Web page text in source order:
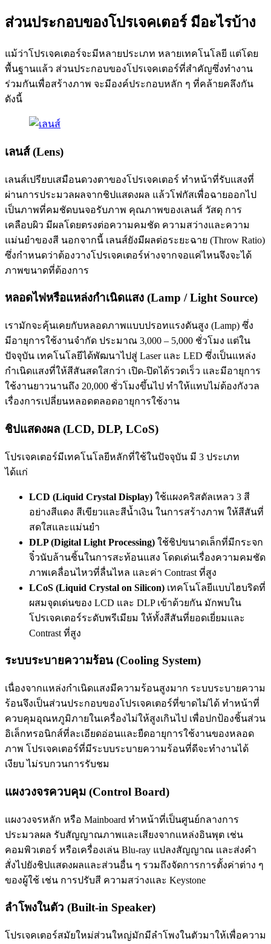
ส่วนประกอบของโปรเจคเตอร์มีอะไรบ้าง
แม้ว่าโปรเจคเตอร์จะมีหลายประเภท หลายเทคโนโลยี แต่โดย
พื้นฐานแล้ว ส่วนประกอบของโปรเจคเตอร์ที่สำคัญซึ่งทำงาน
ร่วมกันเพื่อสร้างภาพ จะมีองค์ประกอบหลัก ๆ ที่คล้ายคลึงกัน
ดังนี้
เลนส์ (Lens)
เลนส์เปรียบเสมือนดวงตาของโปรเจคเตอร์ ทำหน้าที่รับแสงที่
ผ่านการประมวลผลจากชิปแสดงผล แล้วโฟกัสเพื่อฉายออกไป
เป็นภาพที่คมชัดบนจอรับภาพ คุณภาพของเลนส์ วัสดุ การ
เคลือบผิว มีผลโดยตรงต่อความคมชัด ความสว่างและความ
แม่นยำของสี นอกจากนี้ เลนส์ยังมีผลต่อระยะฉาย (Throw Ratio)
ซึ่งกำหนดว่าต้องวางโปรเจคเตอร์ห่างจากจอแค่ไหนจึงจะได้
ภาพขนาดที่ต้องการ
หลอดไฟหรือแหล่งกำเนิดแสง (Lamp / Light Source)
เรามักจะคุ้นเคยกับหลอดภาพแบบปรอทแรงดันสูง (Lamp) ซึ่ง
มีอายุการใช้งานจำกัด ประมาณ 3,000 – 5,000 ชั่วโมง แต่ใน
ปัจจุบัน เทคโนโลยีได้พัฒนาไปสู่ Laser และ LED ซึ่งเป็นแหล่ง
กำเนิดแสงที่ให้สีสันสดใสกว่า เปิด-ปิดได้รวดเร็ว และมีอายุการ
ใช้งานยาวนานถึง 20,000 ชั่วโมงขึ้นไป ทำให้แทบไม่ต้องกังวล
เรื่องการเปลี่ยนหลอดตลอดอายุการใช้งาน
ชิปแสดงผล (LCD, DLP, LCoS)
โปรเจคเตอร์มีเทคโนโลยีหลักที่ใช้ในปัจจุบัน มี 3 ประเภท
ได้แก่
LCD (Liquid Crystal Display) ใช้แผงคริสตัลเหลว 3 สี
อย่างสีแดง สีเขียวและสีน้ำเงิน ในการสร้างภาพ ให้สีสันที่
สดใสและแม่นยำ
DLP (Digital Light Processing) ใช้ชิปขนาดเล็กที่มีกระจก
จิ๋วนับล้านชิ้นในการสะท้อนแสง โดดเด่นเรื่องความคมชัด
ภาพเคลื่อนไหวที่ลื่นไหล และค่า Contrast ที่สูง
LCoS (Liquid Crystal on Silicon) เทคโนโลยีแบบไฮบริดที่
ผสมจุดเด่นของ LCD และ DLP เข้าด้วยกัน มักพบใน
โปรเจคเตอร์ระดับพรีเมียม ให้ทั้งสีสันที่ยอดเยี่ยมและ
Contrast ที่สูง
ระบบระบายความร้อน (Cooling System)
เนื่องจากแหล่งกำเนิดแสงมีความร้อนสูงมาก ระบบระบายความ
ร้อนจึงเป็นส่วนประกอบของโปรเจคเตอร์ที่ขาดไม่ได้ ทำหน้าที่
ควบคุมอุณหภูมิภายในเครื่องไม่ให้สูงเกินไป เพื่อปกป้องชิ้นส่วน
อิเล็กทรอนิกส์ที่ละเอียดอ่อนและยืดอายุการใช้งานของหลอด
ภาพ โปรเจคเตอร์ที่มีระบบระบายความร้อนที่ดีจะทำงานได้
เงียบ ไม่รบกวนการรับชม
แผงวงจรควบคุม (Control Board)
แผงวงจรหลัก หรือ Mainboard ทำหน้าที่เป็นศูนย์กลางการ
ประมวลผล รับสัญญาณภาพและเสียงจากแหล่งอินพุต เช่น
คอมพิวเตอร์ หรือเครื่องเล่น Blu-ray แปลงสัญญาณ และส่งคำ
สั่งไปยังชิปแสดงผลและส่วนอื่น ๆ รวมถึงจัดการการตั้งค่าต่าง ๆ
ของผู้ใช้ เช่น การปรับสี ความสว่างและ Keystone
ลำโพงในตัว (Built-in Speaker)
โปรเจคเตอร์สมัยใหม่ส่วนใหญ่มักมีลำโพงในตัวมาให้เพื่อความ